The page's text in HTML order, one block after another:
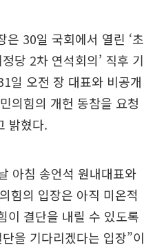
은 30일 국회에서 열린 ‘초
당 2차 연석회의’ 직후 기
일 오전 장 대표와 비공개
의힘의 개헌 동참을 요청
밝혔다.
아침 송언석 원내대표와
힘의 입장은 아직 미온적
이 결단을 내릴 수 있도록
을 기다리겠다는 입장”이